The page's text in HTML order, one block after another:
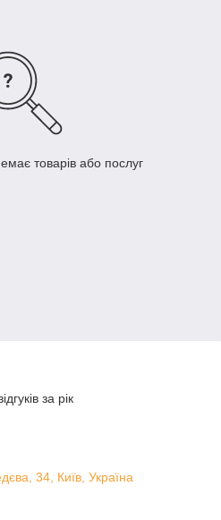
товарів або послуг
за рік
34, Київ, Україна